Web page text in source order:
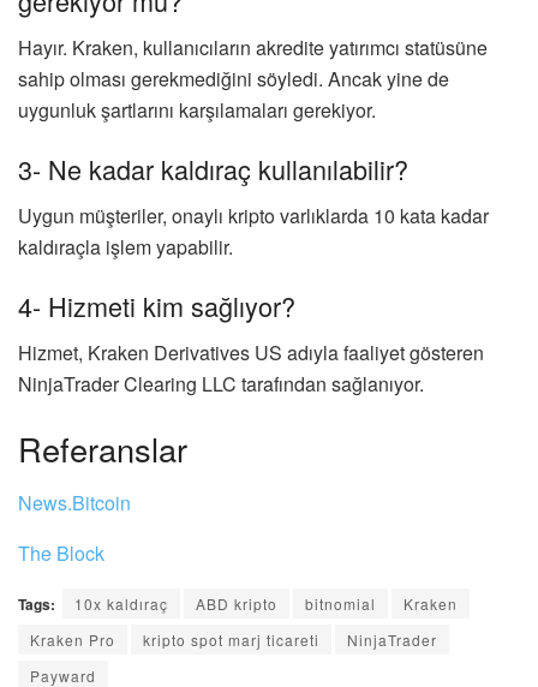
Hayır. Kraken, kullanıcıların akredite yatırımcı statüsüne
sahip olması gerekmediğini söyledi. Ancak yine de
uygunluk şartlarını karşılamaları gerekiyor.
3- Ne kadar kaldıraç kullanılabilir?
Uygun müşteriler, onaylı kripto varlıklarda 10 kata kadar
kaldıraçla işlem yapabilir.
4- Hizmeti kim sağlıyor?
Hizmet, Kraken Derivatives US adıyla faaliyet gösteren
NinjaTrader Clearing LLC tarafından sağlanıyor.
Referanslar
News.Bitcoin
The Block
Tags: 10x kaldıraç ABD kripto bitnomial
Kraken
Kraken Pro
kripto spot marj ticareti
NinjaTrader
Payward